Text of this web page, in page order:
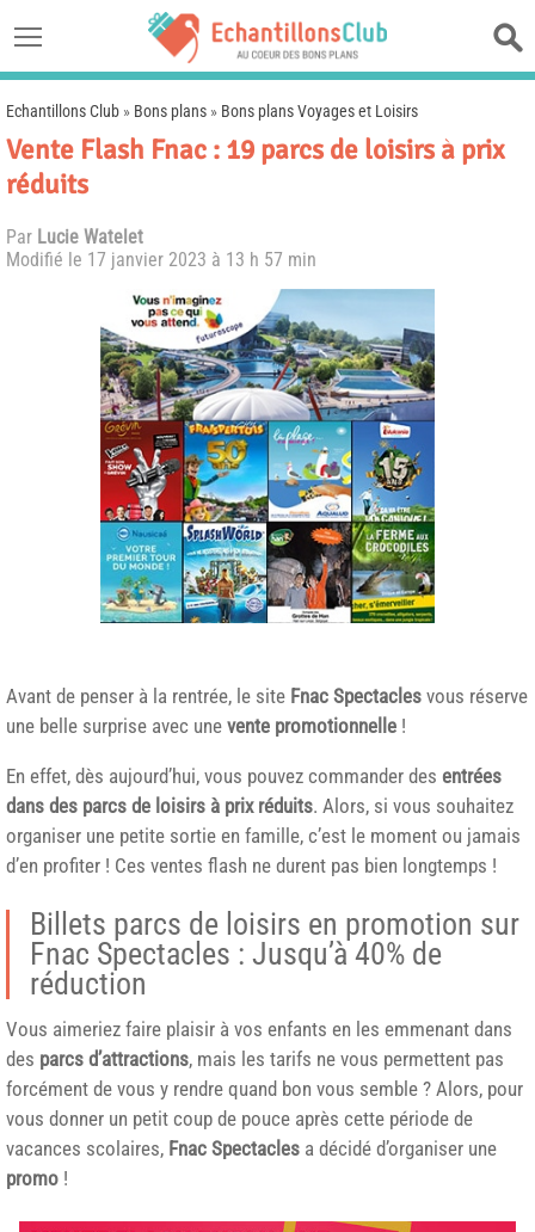
Echantillons Club » Bons plans » Bons plans Voyages et Loisirs
Vente Flash Fnac : 19 parcs de loisirs à prix
réduits
Par Lucie Watelet
Modifié le 17 janvier 2023 à 13 h 57 min
Avant de penser à la rentrée, le site Fnac Spectacles vous réserve
une belle surprise avec une vente promotionnelle !
En effet, dès aujourd’hui, vous pouvez commander des entrées
dans des parcs de loisirs à prix réduits. Alors, si vous souhaitez
organiser une petite sortie en famille, c’est le moment ou jamais
d’en profiter ! Ces ventes flash ne durent pas bien longtemps !
Billets parcs de loisirs en promotion sur
Fnac Spectacles : Jusqu’à 40% de
réduction
Vous aimeriez faire plaisir à vos enfants en les emmenant dans
des parcs d’attractions, mais les tarifs ne vous permettent pas
forcément de vous y rendre quand bon vous semble ? Alors, pour
vous donner un petit coup de pouce après cette période de
vacances scolaires, Fnac Spectacles a décidé d’organiser une
promo !